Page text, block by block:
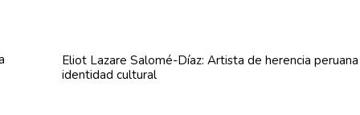
Eliot Lazare Salomé-Díaz: Artista de herencia
identidad cultural